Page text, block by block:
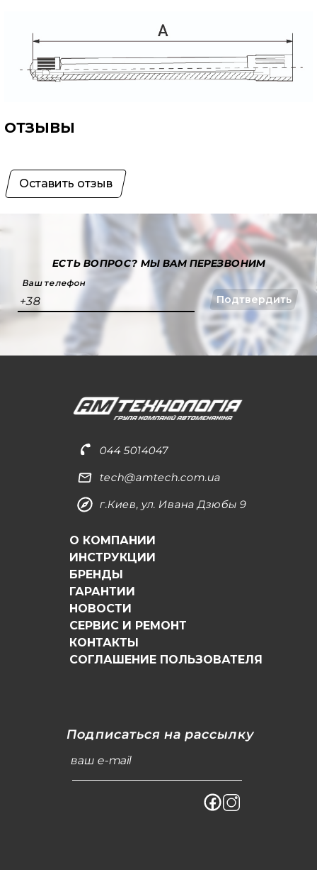
ОТЗЫВЫ
Оставить отзыв
ЕСТЬ ВОПРОС?МЫ ВАМ ПЕРЕЗВОНИМ
Ваш телефон
+38 Подтвердить
044 5014047
tech@amtech.com.ua
г.Киев, ул. Ивана Дзюбы 9
О КОМПАНИИ
ИНСТРУКЦИИ
БРЕНДЫ
ГАРАНТИИ
НОВОСТИ
СЕРВИС И РЕМОНТ
КОНТАКТЫ
СОГЛАШЕНИЕ ПОЛЬЗОВАТЕЛЯ
Подписаться на рассылку
ваш e-mail